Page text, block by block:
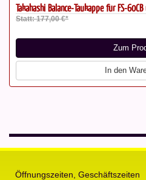
Takahashi Balance-Taukappe für FS-
Statt: 177,00 €*
Zum
In den
Öffnungszeiten, Geschäftszeiten